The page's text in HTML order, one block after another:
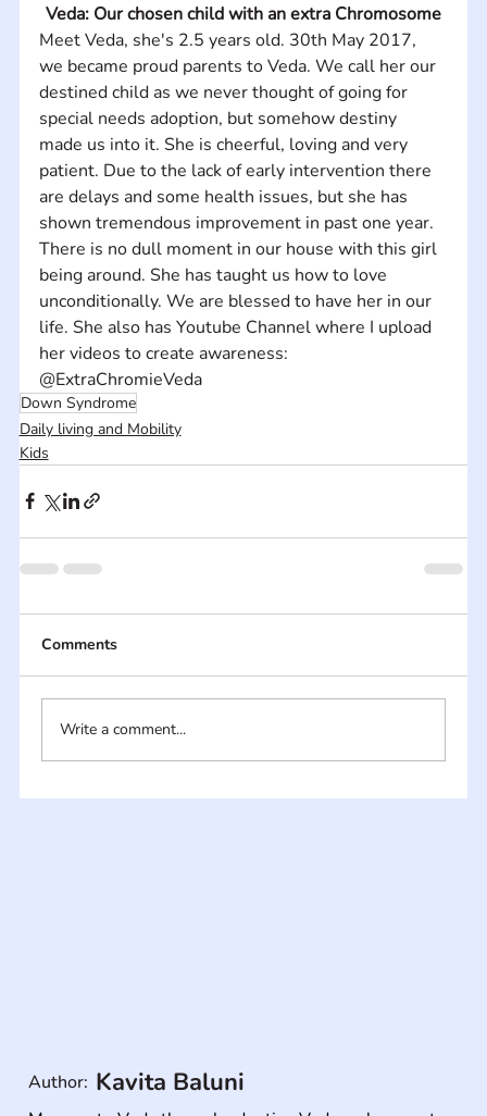
Veda: Our chosen child with an extra Chromosome
Meet Veda, she's 2.5 years old. 30th May 2017,
we became proud parents to Veda. We call her our
destined child as we never thought of going for
special needs adoption, but somehow destiny
made us into it. She is cheerful, loving and very
patient. Due to the lack of early intervention there
are delays and some health issues, but she has
shown tremendous improvement in past one year.
There is no dull moment in our house with this girl
being around. She has taught us how to love
unconditionally. We are blessed to have her in our
life. She also has Youtube Channel where I upload
her videos to create awareness:
@ExtraChromieVeda
Down Syndrome
Daily living and Mobility
Kids
Comments
Write a comment...
Author: Kavita Baluni